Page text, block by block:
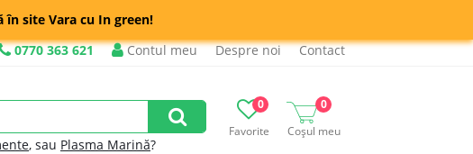
site Vara cu In green!
0770 363 621 Contul meu Despre noi Contact
Favorite
0
Coșul meu
0
, sau Plasma Marină?